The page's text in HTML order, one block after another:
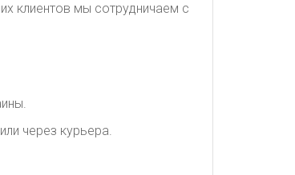
клиентов мы сотрудничаем с
через курьера.